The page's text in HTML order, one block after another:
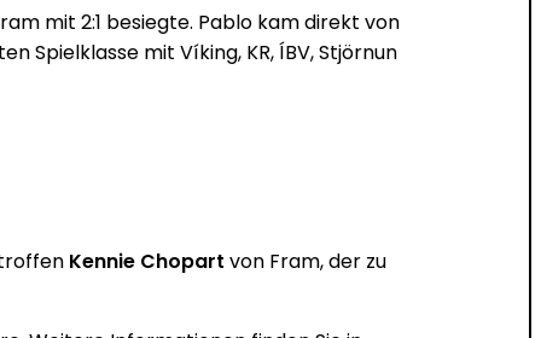
mit 2:1 besiegte. Pablo kam direkt von
Spielklasse mit Víking, KR, ÍBV, Stjörnun
Kennie Chopart von Fram, der zu